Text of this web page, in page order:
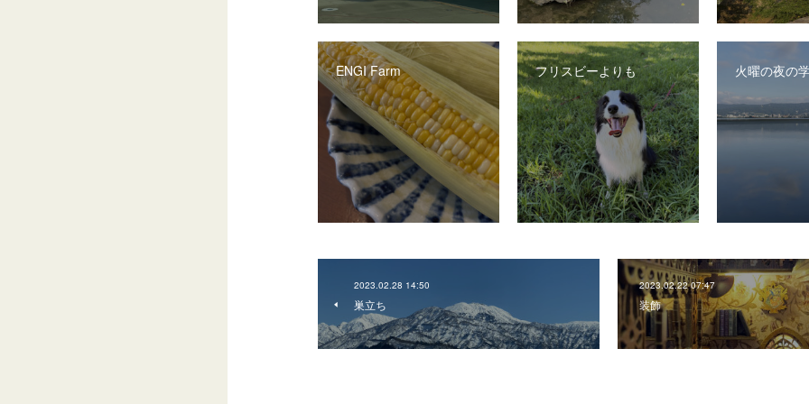
ENGI Farm フリスビーよりも 火曜の夜の
2023.02.28 14:50
巣立ち
2023.02.22 07:47
装飾